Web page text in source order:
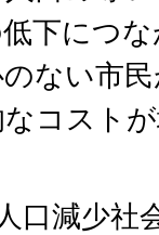
下につ
ない市
コスト
口減少社